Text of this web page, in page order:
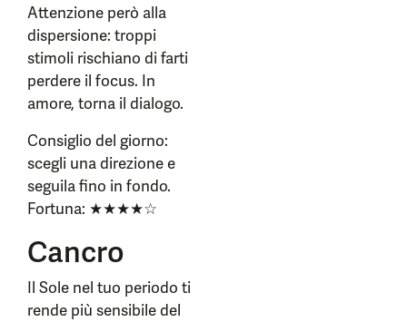
Attenzione però alla
dispersione: troppi
stimoli rischiano di farti
perdere il focus. In
amore, torna il dialogo.
Consiglio del giorno:
scegli una direzione e
seguila fino in fondo.
Fortuna: ★★★★☆
Cancro
Il Sole nel tuo periodo ti
rende più sensibile del